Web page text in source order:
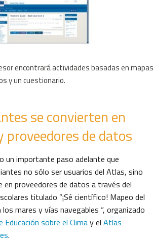
encontrará actividades basadas en
y un cuestionario.
se convierten en
proveedores de datos
un importante paso adelante que
no sólo ser usuarios del Atlas, sino
en proveedores de datos a través del
titulado ”¡Sé científico! Mapeo del
mares y vías navegables “, organizado
Educación sobre el Climay el Atlas
.